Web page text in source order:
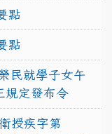
點
點
民就學子女午
規定發布令
授疾字第